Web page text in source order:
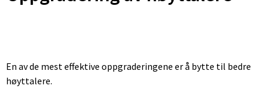
En av de mest effektive oppgraderingene er å bytte til bedre
høyttalere.